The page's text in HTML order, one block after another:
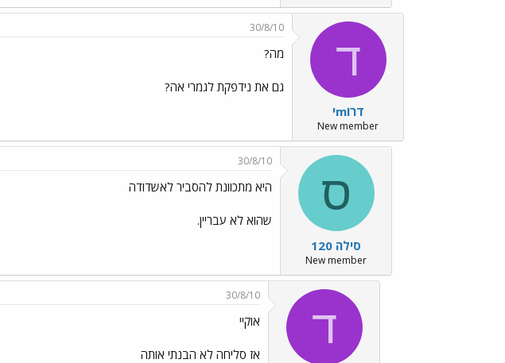
ד
דרוmי
New member
30/8/10
מה?
גם את נידפקת לגמרי אה?
ס
סילה 120
New member
30/8/10
היא מתכוונת להסביר לאשדודה
שהוא לא עבריין.
ד
30/8/10
אוקיי
אז סליחה לא הבנתי אותה